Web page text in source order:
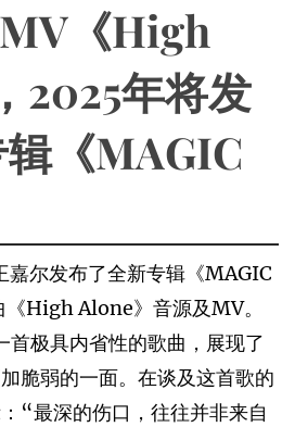
《High
2025年将发
《MAGIC
嘉尔发布了全新专辑《MAGIC
High Alone》音源及MV。
首极具内省性的歌曲，展现了
脆弱的一面。在谈及这首歌的
“最深的伤⼝，往往并⾮来⾃